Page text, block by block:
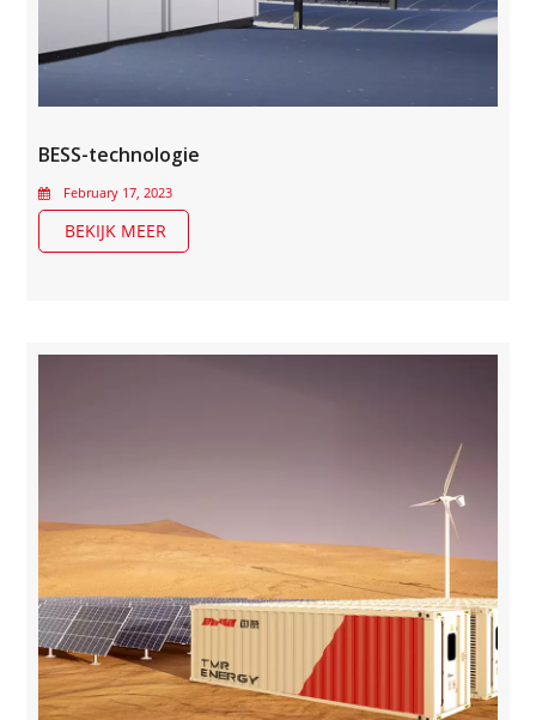
BESS-technologie
February 17, 2023
BEKIJK MEER